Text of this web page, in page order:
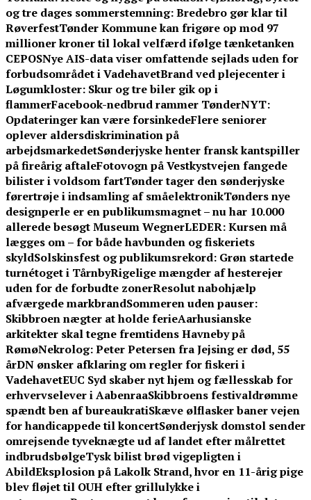
og tre dages sommerstemning: Bredebro gør klar til
RøverfestTønder Kommune kan frigøre op mod 97
millioner kroner til lokal velfærd ifølge tænketanken
CEPOSNye AIS-data viser omfattende sejlads uden for
forbudsområdet i VadehavetBrand ved plejecenter i
Løgumkloster: Skur og tre biler gik op i
flammerFacebook-nedbrud rammer TønderNYT:
Opdateringer kan være forsinkedeFlere seniorer
oplever aldersdiskrimination på
arbejdsmarkedetSønderjyske henter fransk kantspiller
på fireårig aftaleFotovogn på Vestkystvejen fangede
bilister i voldsom fartTønder tager den sønderjyske
førertrøje i indsamling af småelektronikTønders nye
designperle er en publikumsmagnet – nu har 10.000
allerede besøgt Museum WegnerLEDER: Kursen må
lægges om – for både havbunden og fiskeriets
skyldSolskinsfest og publikumsrekord: Grøn startede
turnétoget i TårnbyRigelige mængder af hesterejer
uden for de forbudte zonerResolut nabohjælp
afværgede markbrandSommeren uden pauser:
Skibbroen nægter at holde ferieAarhusianske
arkitekter skal tegne fremtidens Havneby på
RømøNekrolog: Peter Petersen fra Jejsing er død, 55
årDN ønsker afklaring om regler for fiskeri i
VadehavetEUC Syd skaber nyt hjem og fællesskab for
erhvervselever i AabenraaSkibbroens festivaldrømme
spændt ben af bureaukratiSkæve ølflasker baner vejen
for handicappede til koncertSønderjysk domstol sender
omrejsende tyveknægte ud af landet efter målrettet
indbrudsbølgeTysk bilist brød vigepligten i
AbildEksplosion på Lakolk Strand, hvor en 11-årig pige
blev fløjet til OUH efter grillulykke i